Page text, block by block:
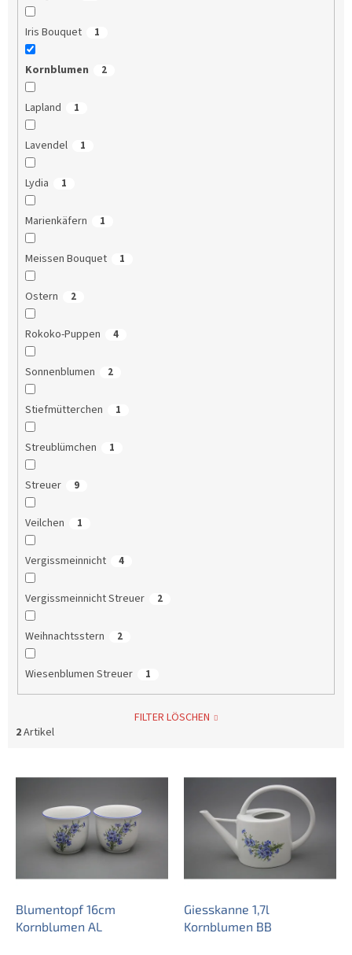
Iris Bouquet 1
Kornblumen 2
Lapland 1
Lavendel 1
Lydia 1
Marienkäfern 1
Meissen Bouquet 1
Ostern 2
Rokoko-Puppen 4
Sonnenblumen 2
Stiefmütterchen 1
Streublümchen 1
Streuer 9
Veilchen 1
Vergissmeinnicht 4
Vergissmeinnicht Streuer 2
Weihnachtsstern 2
Wiesenblumen Streuer 1
FILTER LÖSCHEN
2Artikel
Blumentopf 16cm
Kornblumen AL
Giesskanne 1,7l
Kornblumen BB